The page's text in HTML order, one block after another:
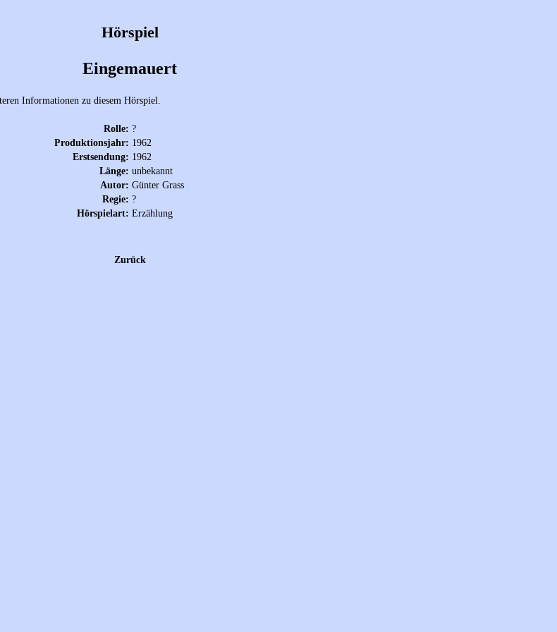
Hörspiel
Eingemauert
Informationen zu diesem Hörspiel.
Rolle: ?
Produktionsjahr: 1962
Erstsendung: 1962
Länge: unbekannt
Autor: Günter Grass
Regie: ?
Hörspielart: Erzählung
Zurück